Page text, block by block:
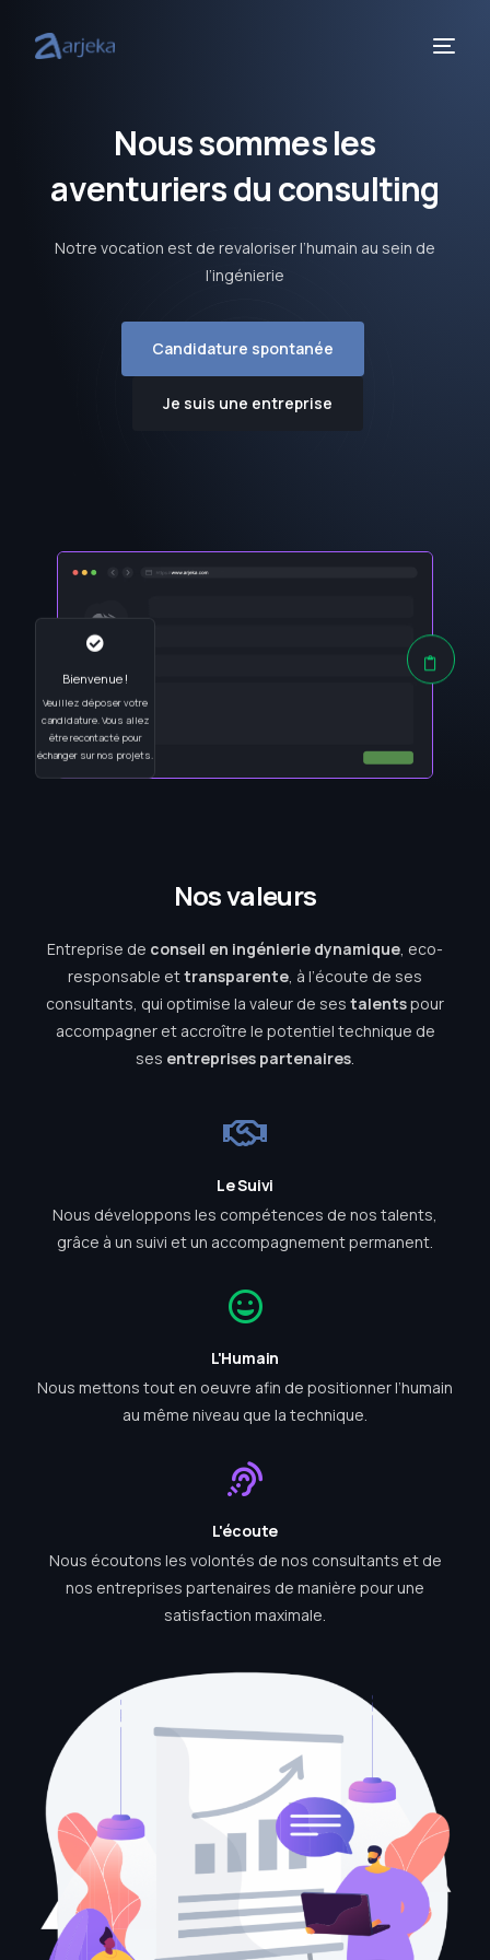
Noussommesles
aventuriersduconsulting
Notre vocation est de revaloriser l’humain au sein de
l’ingénierie
Candidature spontanée
Je suis une entreprise
Bienvenue !
Veuillez déposer votre
candidature. Vous allez
être recontacté pour
échanger sur nos projets.
Nosvaleurs
Entreprise de conseil en ingénierie dynamique , eco-
responsable ettransparente , à l’écoute de ses
consultants, qui optimise la valeur de ses talentspour
accompagner et accroître le potentiel technique de
ses entreprises partenaires
Le Suivi
Nous développons les compétences de nos talents,
grâce à un suivi et un accompagnement permanent.
L'Humain
Nous mettons tout en oeuvre afin de positionner l’humain
au même niveau que la technique.
L'écoute
Nous écoutons les volontés de nos consultants et de
nos entreprises partenaires de manière pour une
satisfaction maximale.